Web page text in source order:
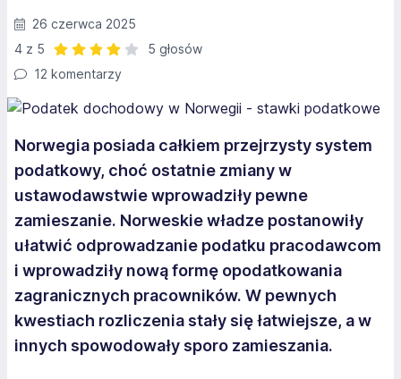
26 czerwca 2025
4 z 5
5 głosów
12 komentarzy
Norwegia posiada całkiem przejrzysty system
podatkowy, choć ostatnie zmiany w
ustawodawstwie wprowadziły pewne
zamieszanie. Norweskie władze postanowiły
ułatwić odprowadzanie podatku pracodawcom
i wprowadziły nową formę opodatkowania
zagranicznych pracowników. W pewnych
kwestiach rozliczenia stały się łatwiejsze, a w
innych spowodowały sporo zamieszania.